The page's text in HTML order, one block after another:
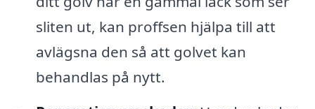
sliten ut, kan proffsen hjälpa till att
avlägsna den så att golvet kan
behandlas på nytt.